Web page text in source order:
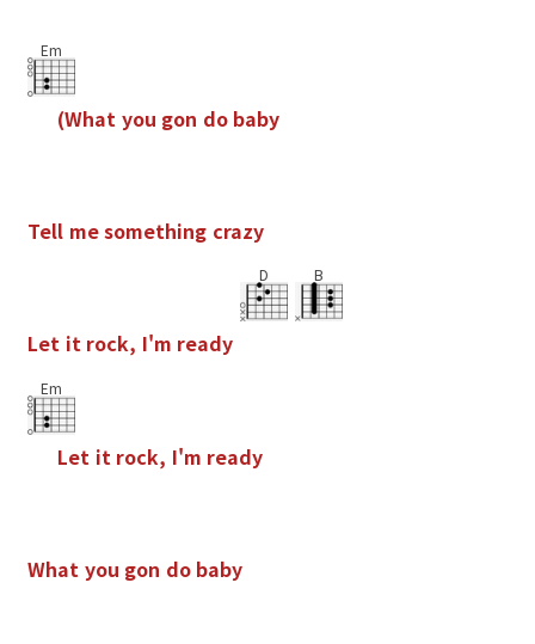
Em
(What you gon do baby
Tell mesomething crazy
Let it rock, I'm ready
D B
Em
Let it rock, I'm ready
What you gon do baby